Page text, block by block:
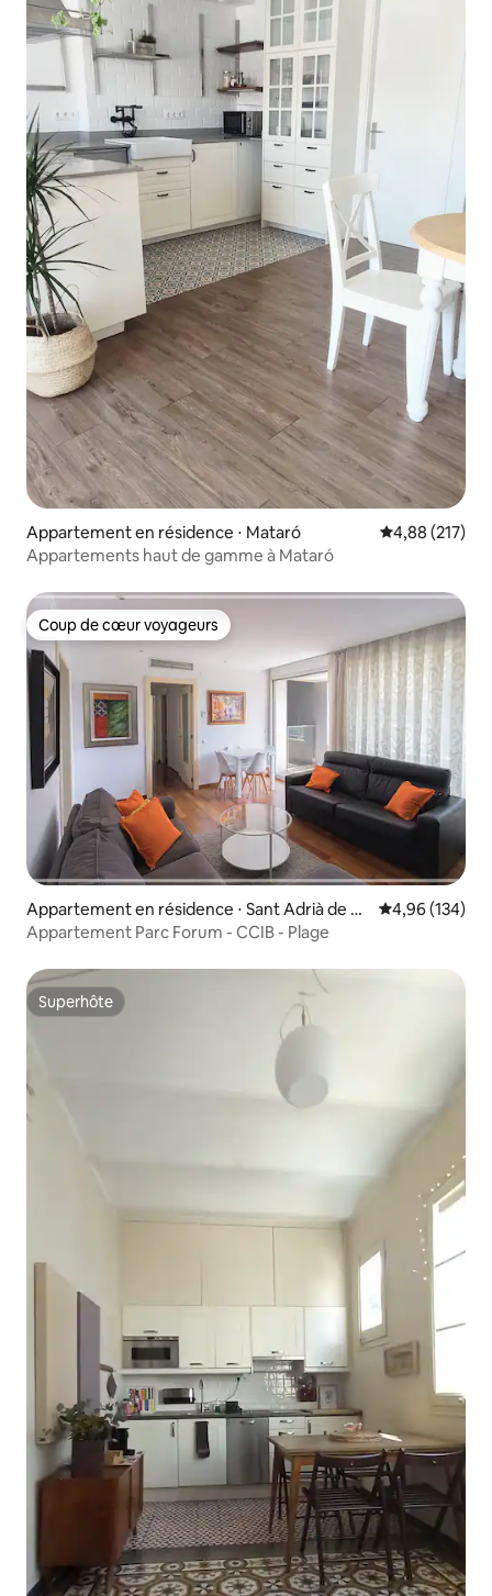
Appartement en résidence ⋅ Mataró Évaluation
4,88 (217)
Appartements haut de gamme à Mataró
Coup de cœur voyageurs
Coup de cœur voyageurs
Appartement en résidence ⋅ Sant Adrià de Be
sòs
Évaluation
4,96 (134)
Appartement Parc Forum - CCIB - Plage
Superhôte
Superhôte